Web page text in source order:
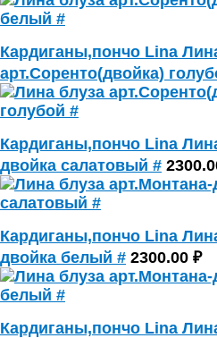
Кардиганы,пончо Lina
арт.Соренто(двойка)
Кардиганы,пончо Lina
двойка салатовый #
Кардиганы,пончо Lina
двойка белый # 2300.00 ₽
Кардиганы,пончо Lina